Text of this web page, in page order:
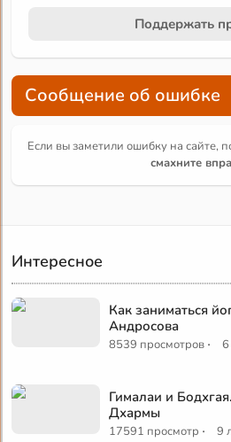
Поддержать
Сообщение об ошибке
Если вы заметили ошибку на сайте,
смахните
Интересное
Как заниматься
Андросова
8539 просмотров ·
Гималаи и
Дхармы
17591 просмотр · 9